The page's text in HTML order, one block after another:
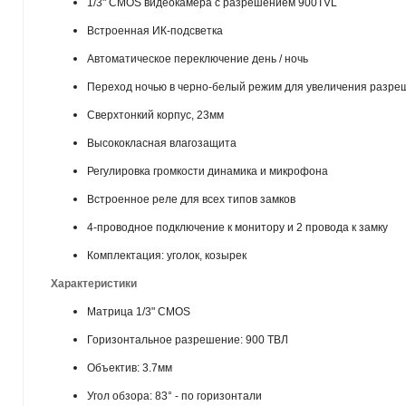
1/3" CMOS видеокамера с разрешением 900TVL
Встроенная ИК-подсветка
Автоматическое переключение день / ночь
Переход ночью в черно-белый режим для увеличения
Сверхтонкий корпус, 23мм
Высококласная влагозащита
Регулировка громкости динамика и микрофона
Встроенное реле для всех типов замков
4-проводное подключение к монитору и 2 провода к замку
Комплектация: уголок, козырек
Характеристики
Матрица 1/3" CMOS
Горизонтальное разрешение: 900 ТВЛ
Объектив: 3.7мм
Угол обзора: 83° - по горизонтали